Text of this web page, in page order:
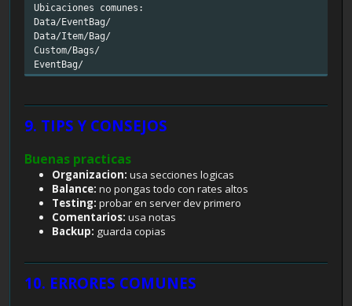
Ubicaciones comunes:
Data/EventBag/
Data/Item/Bag/
Custom/Bags/
EventBag/
9. TIPS Y CONSEJOS
Buenas practicas
Organizacion: usa secciones logicas
Balance: no pongas todo con rates altos
Testing: probar en server dev primero
Comentarios: usa notas
Backup: guarda copias
10. ERRORES COMUNES